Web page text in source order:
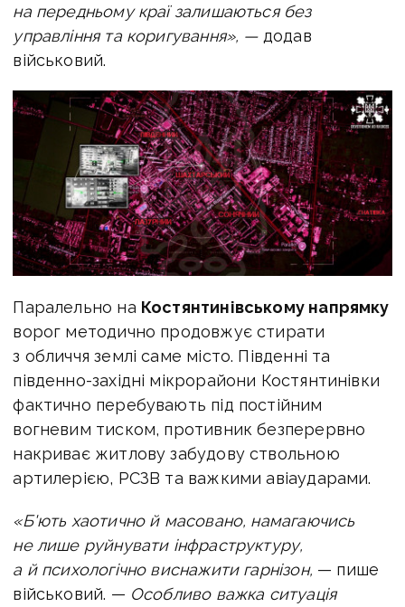
на передньому краї залишаються без
управління та коригування», —додав
військовий.
Паралельно на Костянтинівському напрямку
ворог методично продовжує стирати
з обличчя землі саме місто. Південні та
південно-західні мікрорайони Костянтинівки
фактично перебувають під постійним
вогневим тиском, противник безперервно
накриває житлову забудову ствольною
артилерією, РСЗВ та важкими авіаударами.
«Б'ють хаотично й масовано, намагаючись
не лише руйнувати інфраструктуру,
а й психологічно виснажити гарнізон, — пише
військовий. — Особливо важка ситуація